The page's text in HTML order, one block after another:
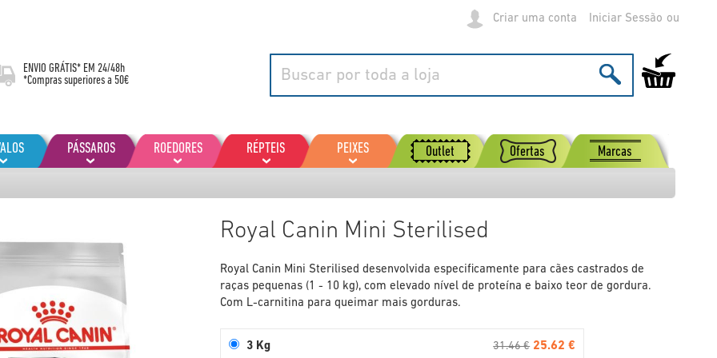
Criar uma conta Iniciar Sessão
ENVIO GRÁTIS* EM 24/48h
*Compras superiores a 50€
O Meu
PÁSSAROS ROEDORES RÉPTEIS PEIXES Outlet Ofertas Marcas
Royal Canin Mini Sterilised
Royal Canin Mini Sterilised desenvolvida especificamente para cães castrados de
raças pequenas (1 - 10 kg), com elevado nível de proteína e baixo teor de gordura.
Com L-carnitina para queimar mais gorduras.
3 Kg 31.46 € 25.62 €